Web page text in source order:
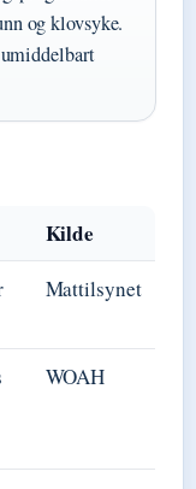
og klovsyke.
Kilde
Mattilsynet
WOAH